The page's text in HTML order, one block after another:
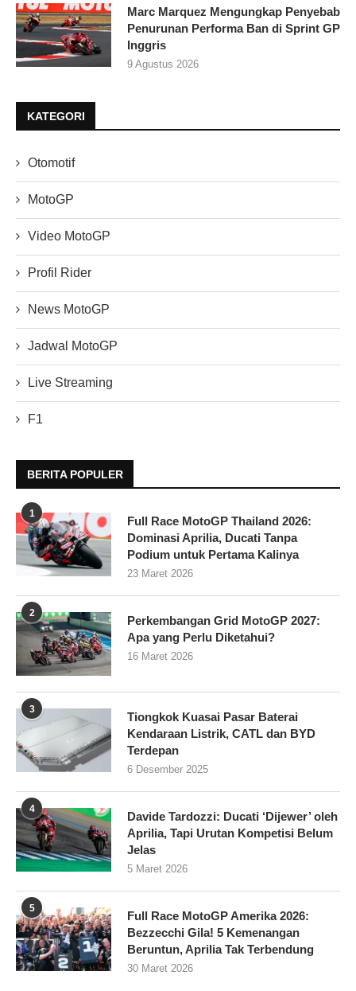
Marc Marquez Mengungkap Penyebab
Penurunan Performa Ban di Sprint GP
Inggris
9 Agustus 2026
KATEGORI
Otomotif
MotoGP
Video MotoGP
Profil Rider
News MotoGP
Jadwal MotoGP
Live Streaming
F1
BERITA POPULER
1
Full Race MotoGP Thailand 2026:
Dominasi Aprilia, Ducati Tanpa
Podium untuk Pertama Kalinya
23 Maret 2026
2
Perkembangan Grid MotoGP 2027:
Apa yang Perlu Diketahui?
16 Maret 2026
3
Tiongkok Kuasai Pasar Baterai
Kendaraan Listrik, CATL dan BYD
Terdepan
6 Desember 2025
4
Davide Tardozzi: Ducati ‘Dijewer’ oleh
Aprilia, Tapi Urutan Kompetisi Belum
Jelas
5 Maret 2026
5
Full Race MotoGP Amerika 2026:
Bezzecchi Gila! 5 Kemenangan
Beruntun, Aprilia Tak Terbendung
30 Maret 2026